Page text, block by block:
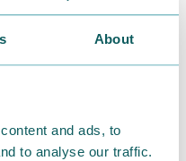
About
and ads, to
to analyse our traffic.
ト